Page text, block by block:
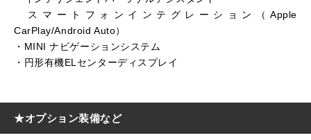
スマートフォンインテグレーション（Apple
CarPlay/Android Auto）
・MINI ナビゲーションシステム
・円形有機ELセンターディスプレイ
★オプション装備など